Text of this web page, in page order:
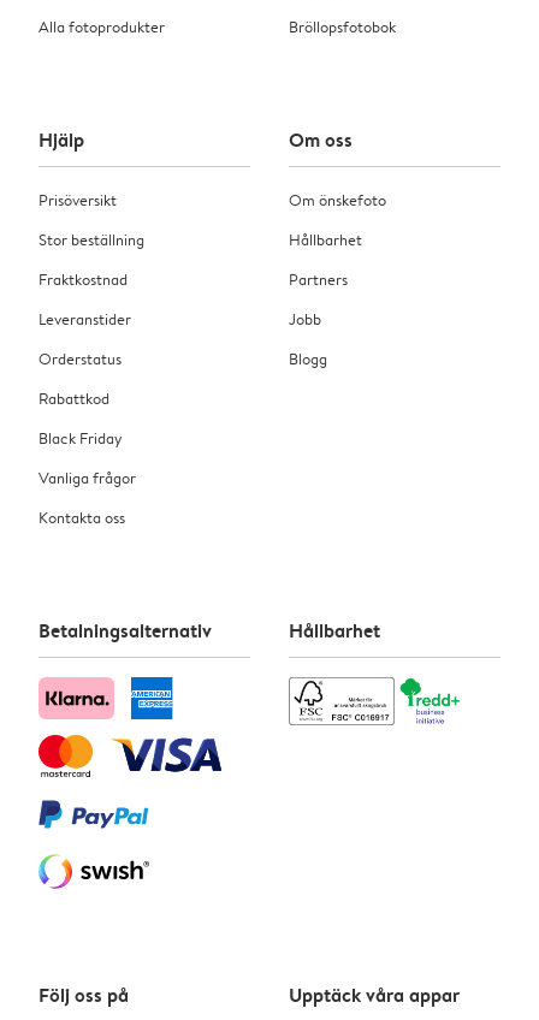
Alla fotoprodukter
Bröllopsfotobok
Hjälp
Prisöversikt
Stor beställning
Fraktkostnad
Leveranstider
Orderstatus
Rabattkod
Black Friday
Vanliga frågor
Kontakta oss
Om oss
Om önskefoto
Hållbarhet
Partners
Jobb
Blogg
Betalningsalternativ Hållbarhet
Följ oss på Upptäck våra appar